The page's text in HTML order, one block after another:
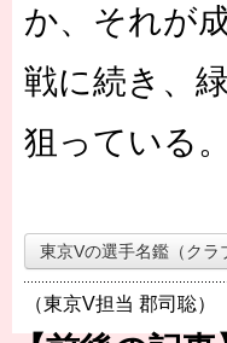
か、それが
戦に続き、
狙っている。
東京Vの選手名鑑（クラ
（東京V担当 郡司聡）